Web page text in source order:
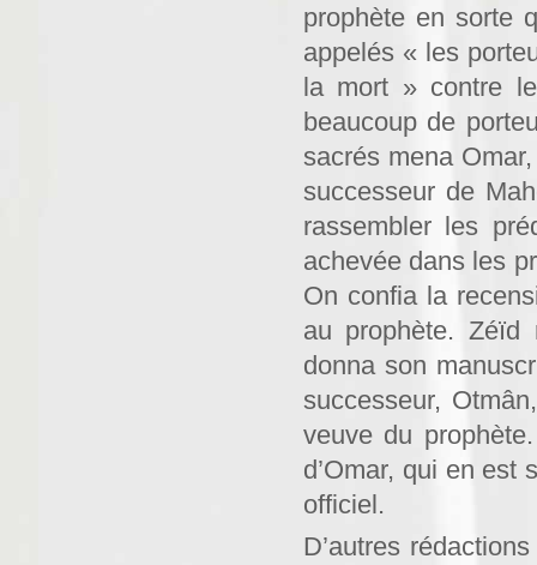
prophète en sorte
appelés « les
la mort » contre
beaucoup de
sacrés mena
successeur de
rassembler les
achevée dans les
On confia la
au prophète. Zéïd
donna son
successeur,
veuve du
d’Omar, qui en est
officiel.
D’autres